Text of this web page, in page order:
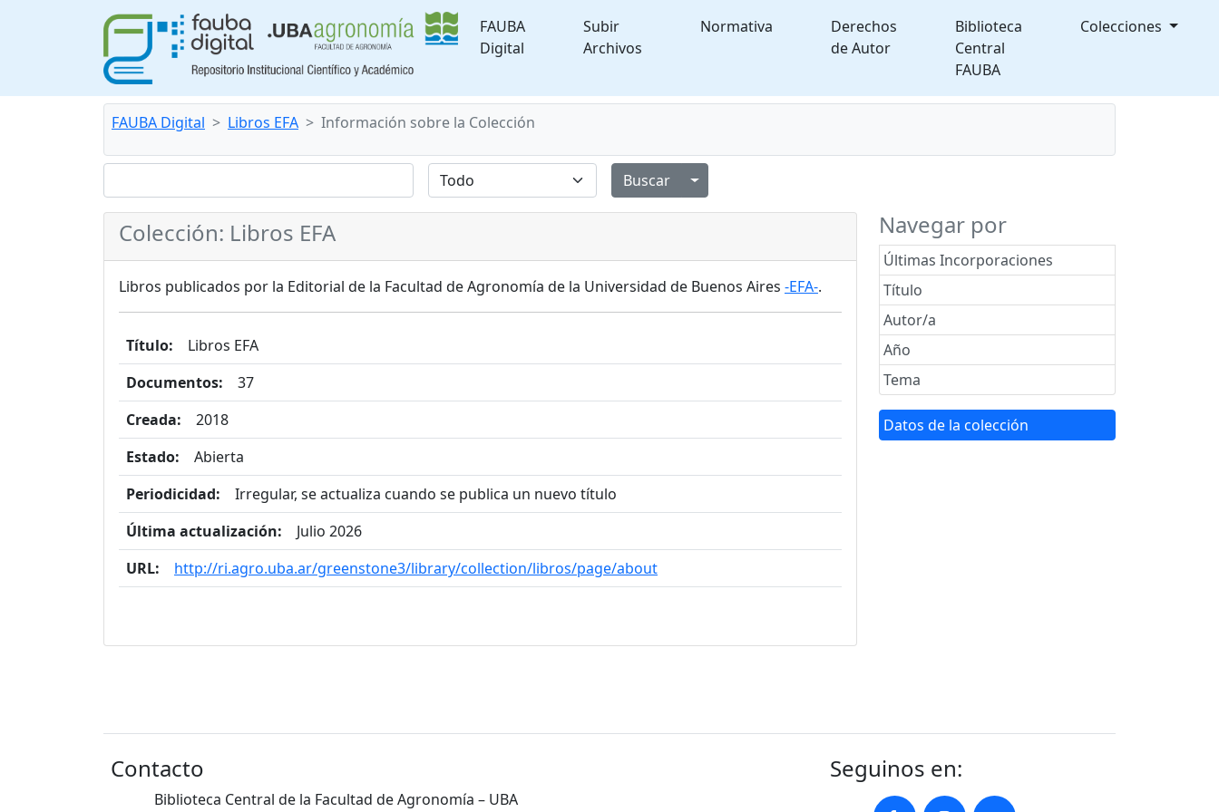
FAUBA
Digital
Subir
Archivos
Normativa
Derechos
de Autor
Biblioteca
Central
FAUBA
Colecciones
FAUBA Digital Libros EFA Información sobre la Colección
Alternar menú desplegable
Colección: Libros EFA
Libros publicados por la Editorial de la Facultad de Agronomía de la Universidad de Buenos Aires -EFA-.
Título:
Libros EFA
Documentos:
37
Creada:
2018
Estado:
Abierta
Periodicidad:
Irregular, se actualiza cuando se publica un nuevo título
Última actualización:
Julio 2026
URL:
http://ri.agro.uba.ar/greenstone3/library/collection/libros/page/about
Navegar por
Últimas Incorporaciones
Título
Autor/a
Año
Tema
Datos de la colección
Contacto
Biblioteca Central de la Facultad de Agronomía – UBA
Seguinos en: